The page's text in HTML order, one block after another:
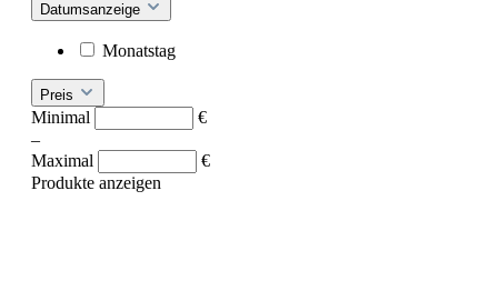
Datumsanzeige
Monatstag
Preis
Minimal
€
–
Maximal
€
Produkte anzeigen